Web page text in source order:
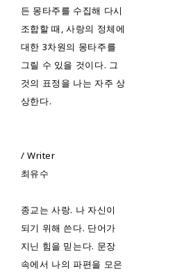
든 몽타주를 수집해 다시
조합할 때, 사랑의 정체에
대한 3차원의 몽타주를
그릴 수 있을 것이다. 그
것의 표정을 나는 자주 상
상한다.
/ Writer
최유수
종교는 사랑. 나 자신이
되기 위해 쓴다. 단어가
지닌 힘을 믿는다. 문장
속에서 나의 파편을 모은